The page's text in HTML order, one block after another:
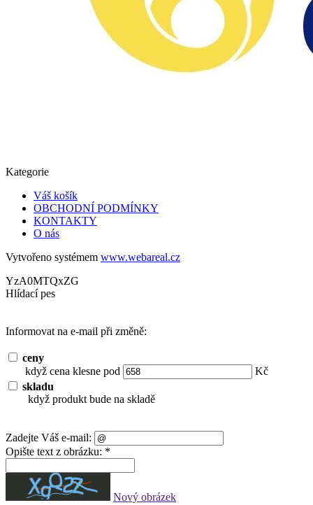
Kategorie
Váš košík
OBCHODNÍ PODMÍNKY
KONTAKTY
O nás
Vytvořeno systémem www.webareal.cz
YzA0MTQxZG
Hlídací pes
Informovat na e-mail při změně:
ceny
když cena klesne pod
Kč
skladu
když produkt bude na skladě
Zadejte Váš e-mail:
Opište text z obrázku: *
Nový obrázek